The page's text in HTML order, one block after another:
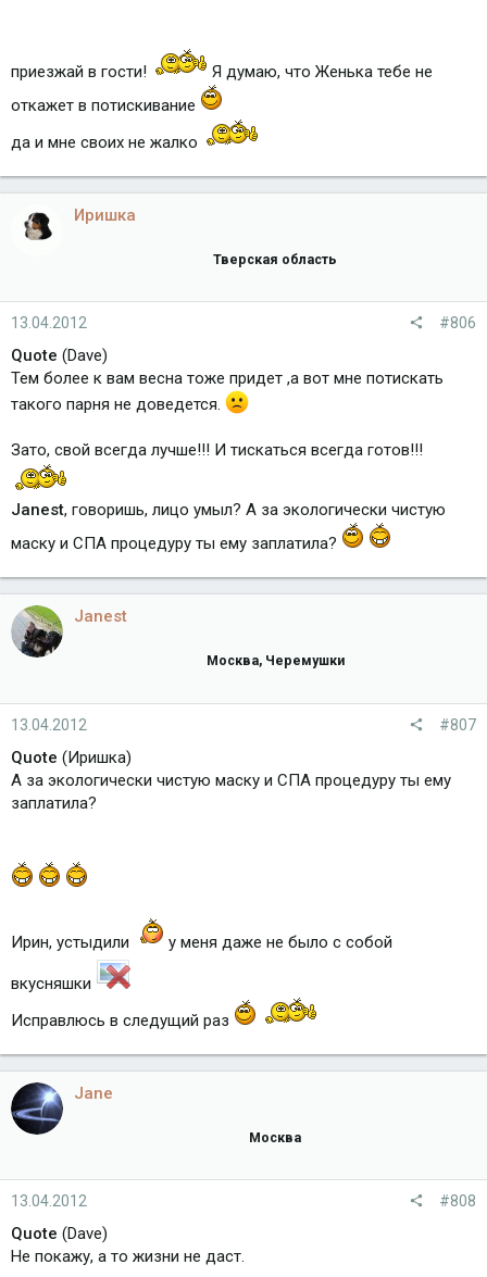
приезжай в гости!
Я думаю, что Женька тебе не
откажет в потискивание
да и мне своих не жалко
Иришка
Тверская область
13.04.2012 #806
Quote (Dave)
Тем более к вам весна тоже придет ,а вот мне потискать
такого парня не доведется.
Зато, свой всегда лучше!!! И тискаться всегда готов!!!
Janest, говоришь, лицо умыл? А за экологически чистую
маску и СПА процедуру ты ему заплатила?
Janest
Москва, Черемушки
13.04.2012 #807
Quote (Иришка)
А за экологически чистую маску и СПА процедуру ты ему
заплатила?
Ирин, устыдили у меня даже не было с собой
вкусняшки
Исправлюсь в следущий раз
Jane
Москва
13.04.2012 #808
Quote (Dave)
Не покажу, а то жизни не даст.